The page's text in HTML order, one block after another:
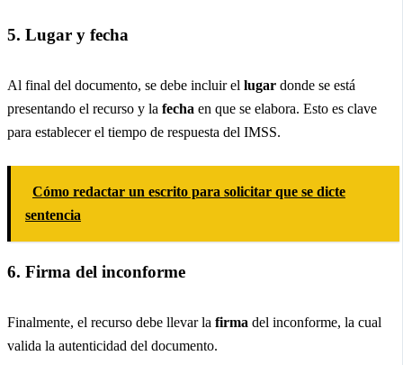
5. Lugar y fecha
Al final del documento, se debe incluir el lugar donde se está
presentando el recurso y la fecha en que se elabora. Esto es clave
para establecer el tiempo de respuesta del IMSS.
Cómo redactar un escrito para solicitar que se dicte
sentencia
6. Firma del inconforme
Finalmente, el recurso debe llevar la firma del inconforme, la cual
valida la autenticidad del documento.